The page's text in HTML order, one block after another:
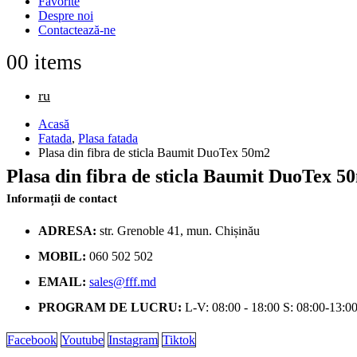
Despre noi
Contactează-ne
00 items
ru
Acasă
Fatada, Plasa fatada
Plasa din fibra de sticla Baumit DuoTex 50m2
Plasa din fibra de sticla Baumit DuoTex
Informații de contact
ADRESA: str. Grenoble 41, mun. Chișinău
MOBIL: 060 502 502
EMAIL: sales@fff.md
PROGRAM DE LUCRU: L-V: 08:00 - 18:00 S: 08:00-13:00
Facebook Youtube Instagram Tiktok